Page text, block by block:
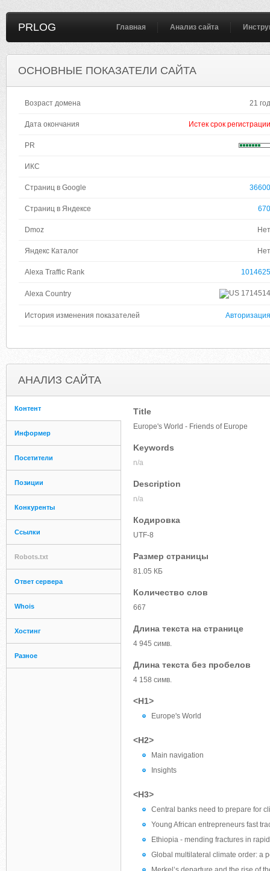
PRLOG Главная Анализ сайта
ОСНОВНЫЕ ПОКАЗАТЕЛИ САЙТА
Возраст домена 21 год
Дата окончания Истек срок регистрации
PR
ИКС
Страниц в Google 36600
Страниц в Яндексе 670
Dmoz Нет
Яндекс Каталог Нет
Alexa Traffic Rank 1014625
Alexa Country 1714514
История изменения показателей Авторизация
АНАЛИЗ САЙТА
Контент
Информер
Посетители
Позиции
Конкуренты
Ссылки
Robots.txt
Ответ сервера
Whois
Хостинг
Разное
Title
Europe's World - Friends of Europe
Keywords
n/a
Description
n/a
Кодировка
UTF-8
Размер страницы
81.05 КБ
Количество слов
667
Длина текста на странице
4 945 симв.
Длина текста без пробелов
4 158 симв.
<H1>
Europe's World
<H2>
Main navigation
Insights
<H3>
Central banks need to prepare for
Young African entrepreneurs fast
Ethiopia - mending fractures in
Global multilateral climate order: a